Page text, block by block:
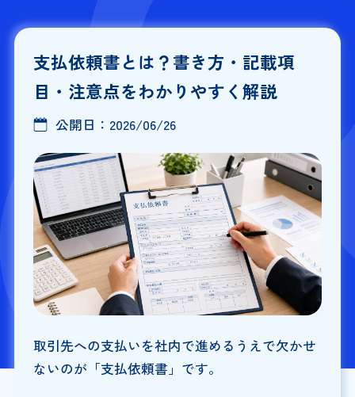
支払依頼書とは？書き方・記載項
目・注意点をわかりやすく解説
公開日： 2026/06/26
取引先への支払いを社内で進めるうえで欠かせ
ないのが「支払依頼書」です。